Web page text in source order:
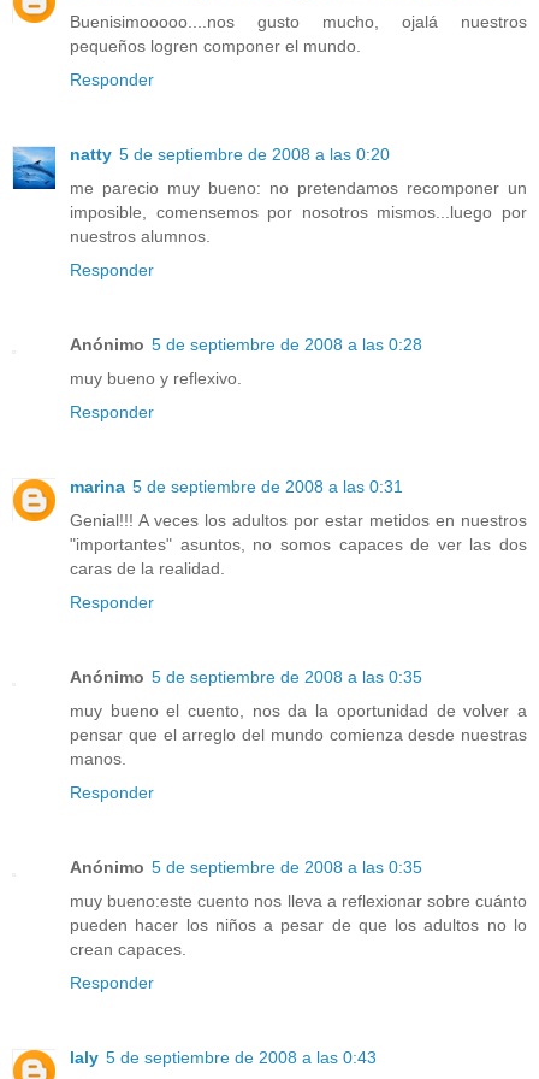
Buenisimooooo....nos gusto mucho, ojalá nuestros
pequeños logren componer el mundo.
Responder
natty 5 de septiembre de 2008 a las 0:20
me parecio muy bueno: no pretendamos recomponer un
imposible, comensemos por nosotros mismos...luego por
nuestros alumnos.
Responder
Anónimo 5 de septiembre de 2008 a las 0:28
muy bueno y reflexivo.
Responder
marina 5 de septiembre de 2008 a las 0:31
Genial!!! A veces los adultos por estar metidos en nuestros
"importantes" asuntos, no somos capaces de ver las dos
caras de la realidad.
Responder
Anónimo 5 de septiembre de 2008 a las 0:35
muy bueno el cuento, nos da la oportunidad de volver a
pensar que el arreglo del mundo comienza desde nuestras
manos.
Responder
Anónimo 5 de septiembre de 2008 a las 0:35
muy bueno:este cuento nos lleva a reflexionar sobre cuánto
pueden hacer los niños a pesar de que los adultos no lo
crean capaces.
Responder
laly 5 de septiembre de 2008 a las 0:43